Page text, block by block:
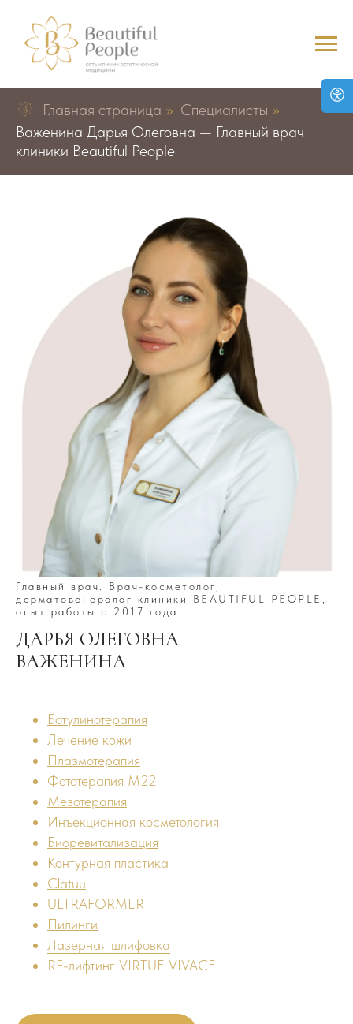
Главная страница » Специалисты »
Важенина Дарья Олеговна — Главный врач
клиники Beautiful People
Главный врач. Врач-косметолог,
дерматовенеролог клиники BEAUTIFUL PEOPLE,
опыт работы с 2017 года
ДАРЬЯ ОЛЕГОВНА
ВАЖЕНИНА
Ботулинотерапия
Лечение кожи
Плазмотерапия
Фототерапия M22
Мезотерапия
Инъекционная косметология
Биоревитализация
Контурная пластика
Clatuu
ULTRAFORMER III
Пилинги
Лазерная шлифовка
RF-лифтинг VIRTUE VIVACE